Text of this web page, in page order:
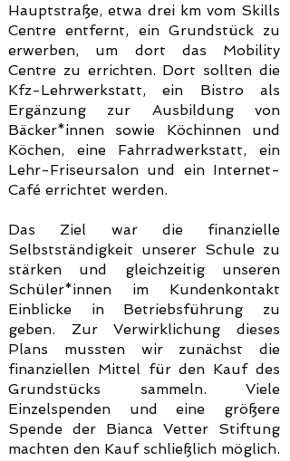
Hauptstraße, etwa drei km vom Skills
Centre entfernt, ein Grundstück zu
erwerben, um dort das Mobility
Centre zu errichten. Dort sollten die
Kfz-Lehrwerkstatt, ein Bistro als
Ergänzung zur Ausbildung von
Bäcker*innen sowie Köchinnen und
Köchen, eine Fahrradwerkstatt, ein
Lehr-Friseursalon und ein Internet-
Café errichtet werden.
Das Ziel war die finanzielle
Selbstständigkeit unserer Schule zu
stärken und gleichzeitig unseren
Schüler*innen im Kundenkontakt
Einblicke in Betriebsführung zu
geben. Zur Verwirklichung dieses
Plans mussten wir zunächst die
finanziellen Mittel für den Kauf des
Grundstücks sammeln. Viele
Einzelspenden und eine größere
Spende der Bianca Vetter Stiftung
machten den Kauf schließlich möglich.